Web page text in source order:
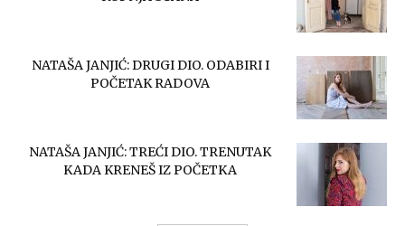
NATAŠA JANJIĆ: DRUGI DIO. ODABIRI I
POČETAK RADOVA
NATAŠA JANJIĆ: TREĆI DIO. TRENUTAK
KADA KRENEŠ IZ POČETKA